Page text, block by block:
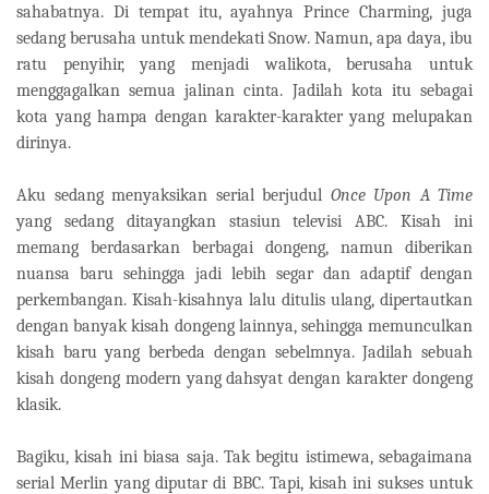
sahabatnya. Di tempat itu, ayahnya Prince Charming, juga
sedang berusaha untuk mendekati Snow. Namun, apa daya, ibu
ratu penyihir, yang menjadi walikota, berusaha untuk
menggagalkan semua jalinan cinta. Jadilah kota itu sebagai
kota yang hampa dengan karakter-karakter yang melupakan
dirinya.
Aku sedang menyaksikan serial berjudul Once Upon A Time
yang sedang ditayangkan stasiun televisi ABC. Kisah ini
memang berdasarkan berbagai dongeng, namun diberikan
nuansa baru sehingga jadi lebih segar dan adaptif dengan
perkembangan. Kisah-kisahnya lalu ditulis ulang, dipertautkan
dengan banyak kisah dongeng lainnya, sehingga memunculkan
kisah baru yang berbeda dengan sebelmnya. Jadilah sebuah
kisah dongeng modern yang dahsyat dengan karakter dongeng
klasik.
Bagiku, kisah ini biasa saja. Tak begitu istimewa, sebagaimana
serial Merlin yang diputar di BBC. Tapi, kisah ini sukses untuk